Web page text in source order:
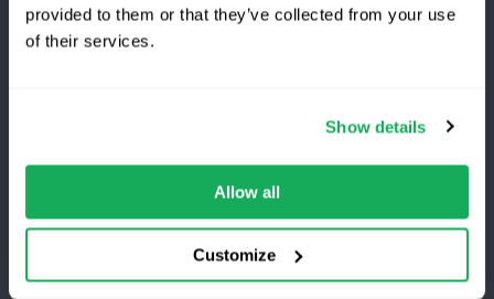
provided to them or that they’ve collected from your use
of their services.
Show details
Allow all
Customize
Iniciar sesión
La localización GPS de vehículos mejor valorada,
Consigue el descuento